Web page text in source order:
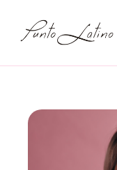
Inhalt
springen